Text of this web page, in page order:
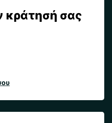
κράτησή σας